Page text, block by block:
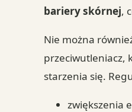
bariery skórnej,
Nie można
przeciwutleniacz,
starzenia się.
zwiększenia